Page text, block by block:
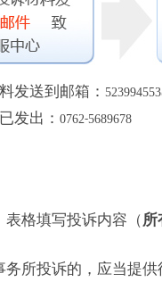
发送到邮箱：
发出： 0762-5689678
表格填写投诉内容（
所投诉的，应当提